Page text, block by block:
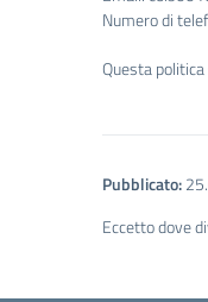
Numero di
Questa
Pubblicato:
Eccetto dove